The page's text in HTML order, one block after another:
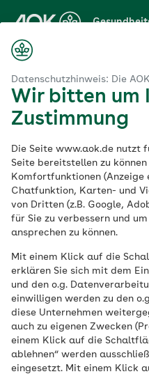
Datenschutzhinweis: Die
Wir bitten um
Zustimmung
Die Seite www.aok.de nutzt
Seite bereitstellen zu
Komfortfunktionen (Anzeige
Chatfunktion, Karten- und
von Dritten (z.B. Google,
für Sie zu verbessern und
ansprechen zu können.
Mit einem Klick auf die
erklären Sie sich mit dem
und den o.g.
einwilligen werden zu den
diese Unternehmen
auch zu eigenen Zwecken
einem Klick auf die
ablehnen“ werden
eingesetzt. Mit einem Klick
Hauptinhalt
springen
Kochen
Veröffentlicht am:
11.06.2026 5 Minuten